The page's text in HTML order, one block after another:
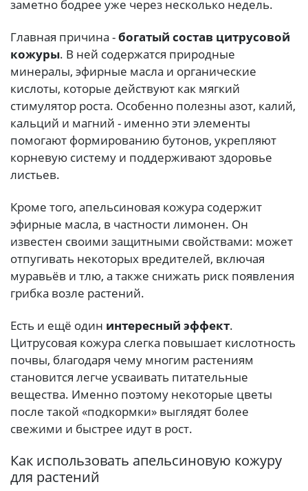
заметно бодрее уже через несколько недель.
Главная причина -богатый состав цитрусовой
кожуры. В ней содержатся природные
минералы, эфирные масла и органические
кислоты, которые действуют как мягкий
стимулятор роста. Особенно полезны азот, калий,
кальций и магний - именно эти элементы
помогают формированию бутонов, укрепляют
корневую систему и поддерживают здоровье
листьев.
Кроме того, апельсиновая кожура содержит
эфирные масла, в частности лимонен. Он
известен своими защитными свойствами: может
отпугивать некоторых вредителей, включая
муравьёв и тлю, а также снижать риск появления
грибка возле растений.
Есть и ещё один интересный эффект.
Цитрусовая кожура слегка повышает кислотность
почвы, благодаря чему многим растениям
становится легче усваивать питательные
вещества. Именно поэтому некоторые цветы
после такой «подкормки» выглядят более
свежими и быстрее идут в рост.
Как использовать апельсиновую кожуру
для растений